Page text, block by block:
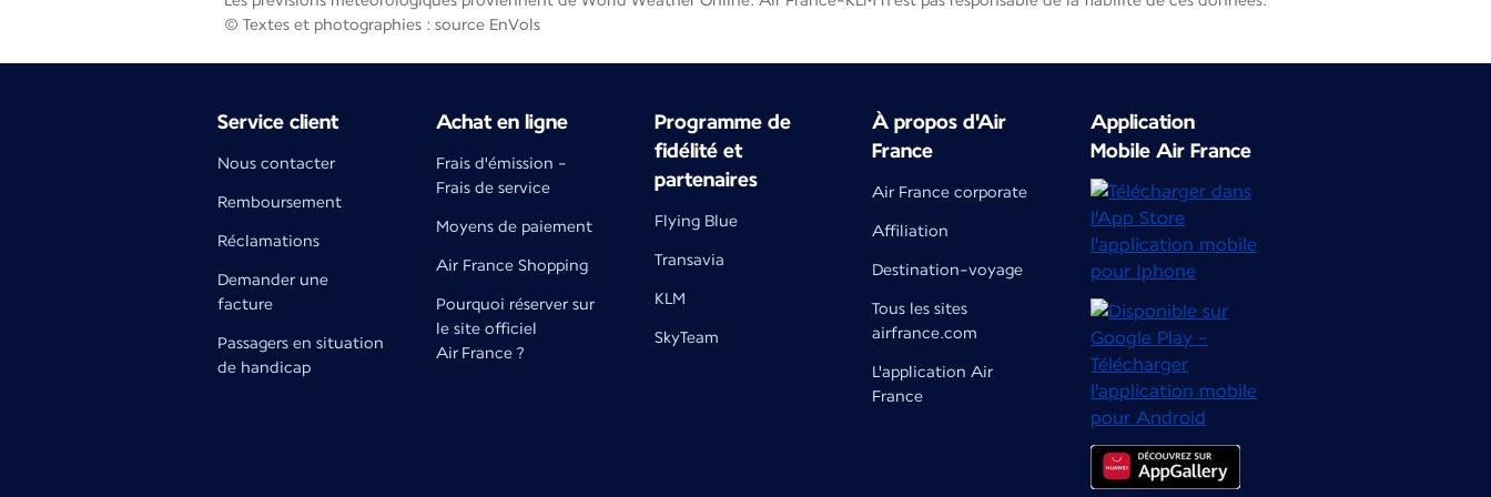
© Textes et photographies : source EnVols
Service client
Nous contacter
Remboursement
Réclamations
Demander une
facture
Passagers en situation
de handicap
Achat en ligne
Frais d'émission -
Frais de service
Moyens de paiement
Air France Shopping
Pourquoi réserver sur
le site officiel
Air France ?
Programme de
fidélité et
partenaires
Flying Blue
Transavia
KLM
SkyTeam
À propos d'Air
France
Air France corporate
Affiliation
Destination-voyage
Tous les sites
airfrance.com
L'application Air
France
Application
Mobile Air France